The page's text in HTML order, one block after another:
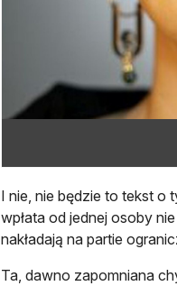
I nie, nie będzie to tekst o
wpłata od jednej osoby
nakładają na partie
Ta, dawno zapomniana